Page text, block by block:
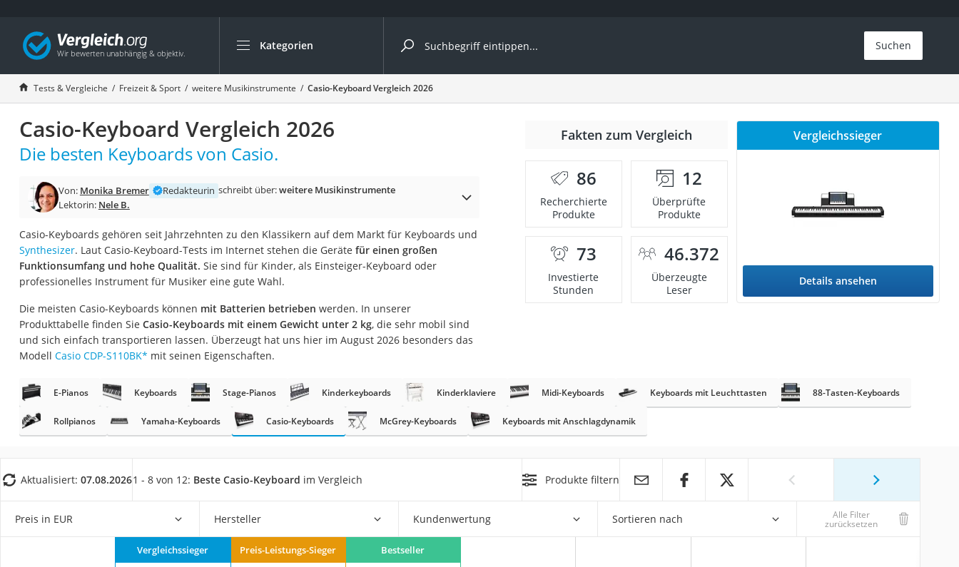
Kategorien
Die beliebtesten Vergleiche nach Kategorie
Freizeit & Sport
Gartentrampolin
Trampolin
Metalldetektor
Trampolin 366 cm
Aluminium-Koffer
Futterboot
Air Bike
E-Bike-Dreirad
Trekkingschuhe Herren
Reisetasche mit Rollen
Koffer
Nachtsichtgerät
Vibrationsplatte
Wanderschuhe Herren
Sicherheitsweste Reiten
Service
Suchen
Tests & Vergleiche Freizeit & Sport weitere Musikinstrumente Casio-Keyboard Vergleich 2026
Casio-Keyboard Vergleich 2026
Die besten Keyboards von Casio.
Von: Monika Bremer Redakteurin schreibt über:weitere Musikinstrumente
Lektorin: Nele B.
Casio-Keyboards gehören seit Jahrzehnten zu den Klassikern auf dem Markt für Keyboards und
Synthesizer. Laut Casio-Keyboard-Tests im Internet stehen die Geräte für einen großen
Funktionsumfang und hohe Qualität. Sie sind für Kinder, als Einsteiger-Keyboard oder
professionelles Instrument für Musiker eine gute Wahl.
Die meisten Casio-Keyboards können mit Batterien betrieben werden. In unserer
Produkttabelle finden Sie Casio-Keyboards mit einem Gewicht unter 2 kg, die sehr mobil sind
und sich einfach transportieren lassen. Überzeugt hat uns hier im August 2026 besonders das
Modell Casio CDP-S110BK* mit seinen Eigenschaften.
Fakten zum Vergleich
86
Recherchierte
Produkte
12
Überprüfte
Produkte
73
Investierte
Stunden
46.372
Überzeugte
Leser
Vergleichssieger
Details ansehen
E-Pianos Keyboards Stage-Pianos Kinderkeyboards Kinderklaviere Midi-Keyboards Keyboards mit Leuchttasten 88-Tasten-Keyboards
Rollpianos Yamaha-Keyboards Casio-Keyboards McGrey-Keyboards Keyboards mit Anschlagdynamik
Aktualisiert: 07.08.20261 - 8 von 12: Beste Casio-Keyboard im Vergleich Produkte filtern
Preis in EUR Hersteller Kundenwertung Sortieren nach Alle Filter
zurücksetzen
Vergleichssieger Preis-Leistungs-Sieger Bestseller